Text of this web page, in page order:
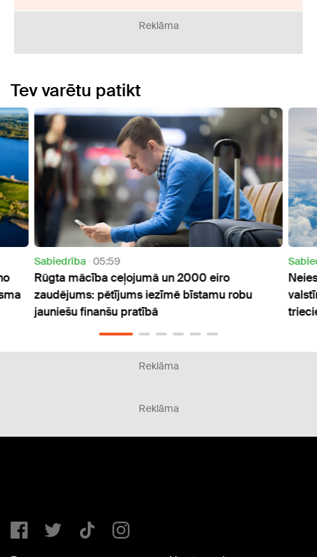
Reklāma
Tev varētu patikt
Sabiedrība 05:59
Rūgta mācība ceļojumā un 2000 eiro
zaudējums: pētījums iezīmē bīstamu robu
jauniešu finanšu pratībā
Reklāma
Reklāma